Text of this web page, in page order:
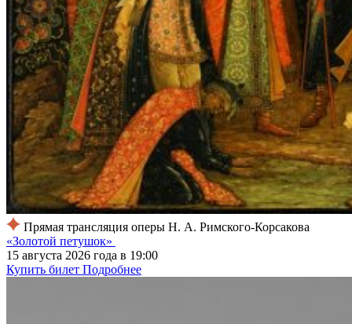
Прямая трансляция оперы Н. А. Римского-Корсакова
«Золотой петушок»
15 августа 2026 года в 19:00
Купить билет Подробнее